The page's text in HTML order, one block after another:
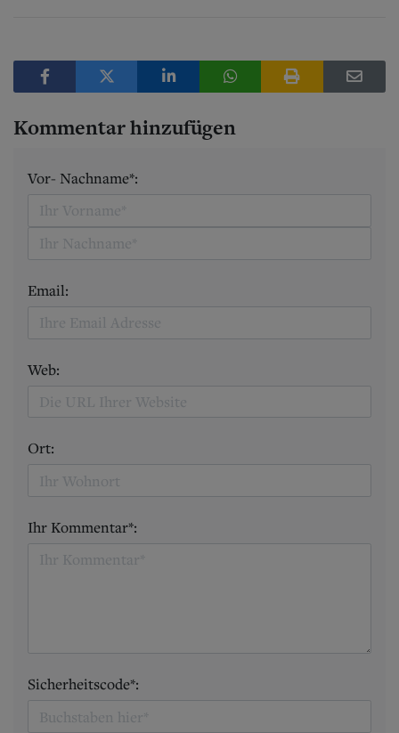
Kommentar hinzufügen
Vor- Nachname*:
Email:
Web:
Ort:
Ihr Kommentar*:
Sicherheitscode*: